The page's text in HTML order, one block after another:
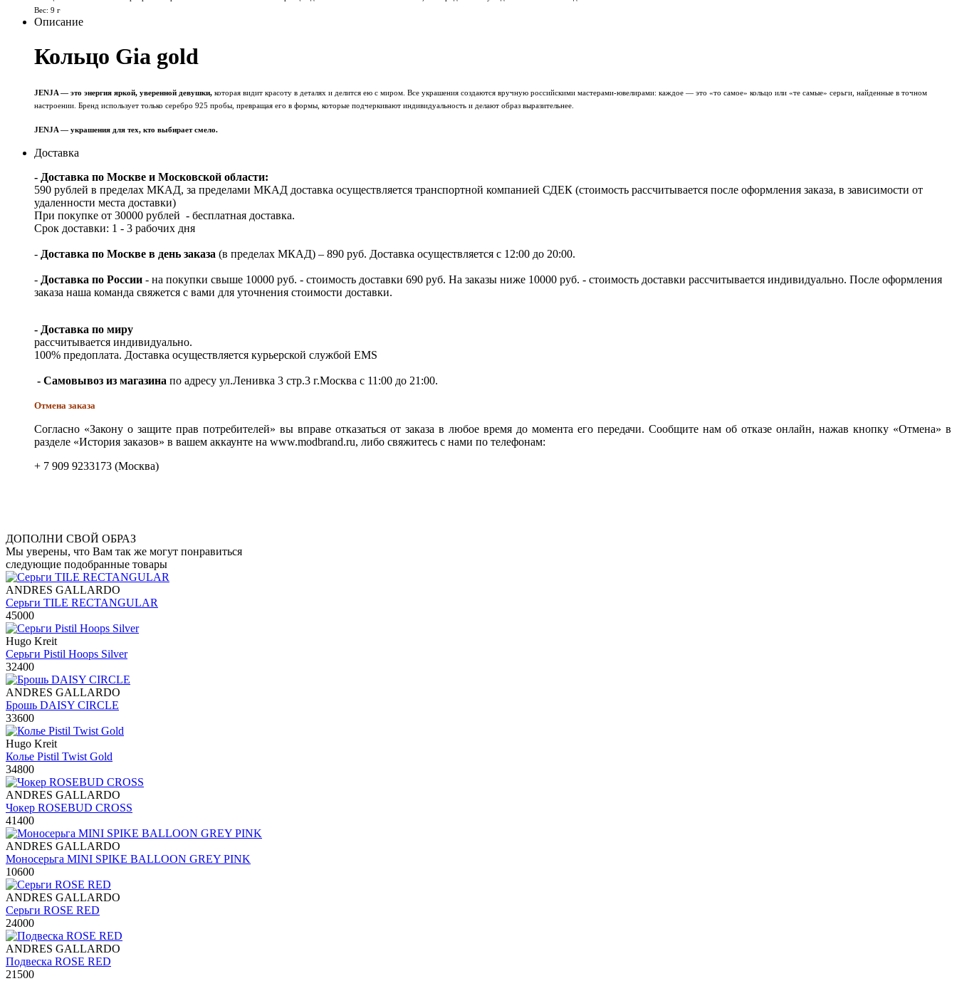
Вес: 9 г
Описание
Кольцо Gia gold
JENJA — это энергия яркой, уверенной девушки, которая видит красоту в деталях и делится ею с миром. Все украшения создаются вручную российскими мастерами-ювелирами: каждое — это «то самое» кольцо или «те самые» серьги, найденные в точном
настроении. Бренд использует только серебро 925 пробы, превращая его в формы, которые подчеркивают индивидуальность и делают образ выразительнее.
JENJA — украшения для тех, кто выбирает смело.
Доставка
- Доставка по Москве и Московской области:
590 рублей в пределах МКАД, за пределами МКАД доставка осуществляется транспортной компанией СДЕК (стоимость рассчитывается после оформления заказа, в зависимости от
удаленности места доставки)
При покупке от 30000 рублей - бесплатная доставка.
Срок доставки: 1 - 3 рабочих дня
- Доставка по Москве в день заказа (в пределах МКАД) – 890 руб. Доставка осуществляется с 12:00 до 20:00.
- Доставка по России - на покупки свыше 10000 руб. - стоимость доставки 690 руб. На заказы ниже 10000 руб. - стоимость доставки рассчитывается индивидуально. После оформления
заказа наша команда свяжется с вами для уточнения стоимости доставки.
- Доставка по миру
рассчитывается индивидуально.
100% предоплата. Доставка осуществляется курьерской службой EMS
- Самовывоз из магазина по адресу ул.Ленивка 3 стр.3 г.Москва с 11:00 до 21:00.
Отмена заказа
Согласно «Закону о защите прав потребителей» вы вправе отказаться от заказа в любое время до момента его передачи. Сообщите нам об отказе онлайн, нажав кнопку «Отмена» в
разделе «История заказов» в вашем аккаунте на www.modbrand.ru, либо свяжитесь с нами по телефонам:
+ 7 909 9233173 (Москва)
ДОПОЛНИ СВОЙ ОБРАЗ
Мы уверены, что Вам так же могут понравиться
следующие подобранные товары
ANDRES GALLARDO
Серьги TILE RECTANGULAR
45000
Hugo Kreit
Серьги Pistil Hoops Silver
32400
ANDRES GALLARDO
Брошь DAISY CIRCLE
33600
Hugo Kreit
Колье Pistil Twist Gold
34800
ANDRES GALLARDO
Чокер ROSEBUD CROSS
41400
ANDRES GALLARDO
Моносерьга MINI SPIKE BALLOON GREY PINK
10600
ANDRES GALLARDO
Серьги ROSE RED
24000
ANDRES GALLARDO
Подвеска ROSE RED
21500